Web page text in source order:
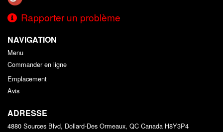
Rapporter un problème
NAVIGATION
Menu
Commander en ligne
Emplacement
Avis
ADRESSE
4880 Sources Blvd, Dollard-Des Ormeaux, QC Canada H8Y3P4